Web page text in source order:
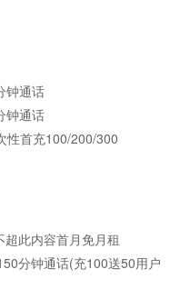
钟通话
钟通话
性首充100/200/300
此内容首月免月租
分钟通话(充100送50用户